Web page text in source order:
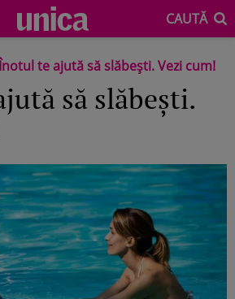
CAUTĂ
te ajută să slăbeşti. Vezi cum!
să slăbeşti.